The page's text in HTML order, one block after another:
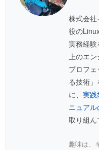
株式会
役の
実務経
上のエ
プロフ
る技術
に、実
ニュア
取り組ん
趣味は、